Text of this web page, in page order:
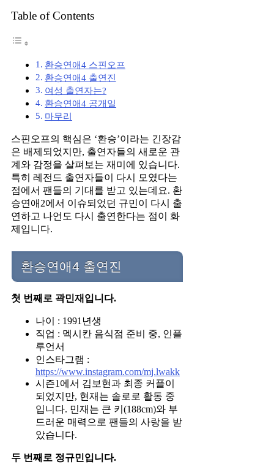
Table of Contents
환승연애4 스핀오프
환승연애4 출연진
여성 출연자는?
환승연애4 공개일
마무리
스핀오프의 핵심은 ‘환승’이라는 긴장감
은 배제되었지만, 출연자들의 새로운 관
계와 감정을 살펴보는 재미에 있습니다.
특히 레전드 출연자들이 다시 모였다는
점에서 팬들의 기대를 받고 있는데요. 환
승연애2에서 이슈되었던 규민이 다시 출
연하고 나언도 다시 출연한다는 점이 화
제입니다.
환승연애4 출연진
첫 번째로 곽민재입니다.
나이 : 1991년생
직업 : 멕시칸 음식점 준비 중, 인플
루언서
인스타그램 :
https://www.instagram.com/mj.lwakk
시즌1에서 김보현과 최종 커플이
되었지만, 현재는 솔로로 활동 중
입니다. 민재는 큰 키(188cm)와 부
드러운 매력으로 팬들의 사랑을 받
았습니다.
두 번째로 정규민입니다.